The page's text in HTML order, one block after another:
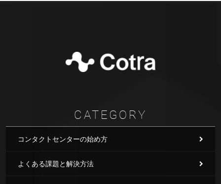
CATEGORY
コンタクトセンターの始め方
よくある課題と解決方法